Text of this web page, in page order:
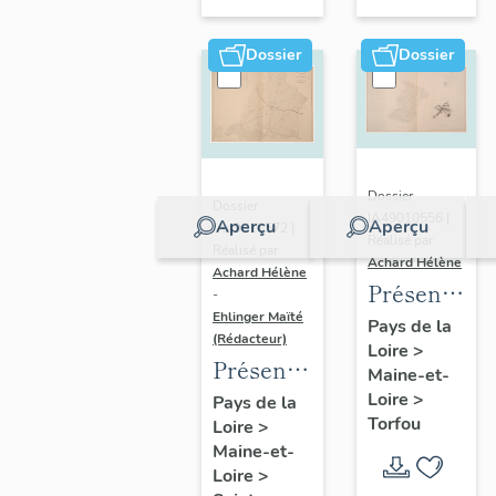
sur-
Moine
Dossier
Aperçu
IA49010572 |
Achard Hélène
-
Ehlinger Maïté
(Rédacteur)
Présentation
du
patrimoine
industriel
Pays de la
Loire >
Maine-et-
Loire >
Dossier
Aperçu
Dossier
IA49010556 |
Réalisé par
Achard Hélène
du
patrimoine
industriel
de la
commune
de
Pays de la
Loire >
Maine-et-
Loire >
Torfou